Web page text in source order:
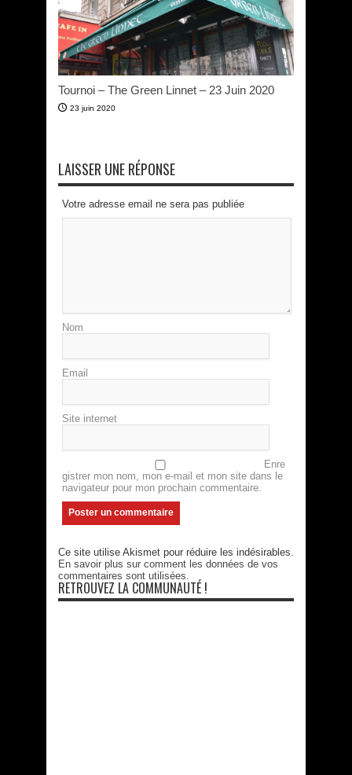
Tournoi – The Green Linnet – 23 Juin 2020
23 juin 2020
LAISSER UNE RÉPONSE
Votre adresse email ne sera pas publiée
Nom
Email
Site internet
Enre
gistrer mon nom, mon e-mail et mon site dans le
navigateur pour mon prochain commentaire.
Ce site utilise Akismet pour réduire les indésirables.
En savoir plus sur comment les données de vos
commentaires sont utilisées
RETROUVEZ LA COMMUNAUTÉ !